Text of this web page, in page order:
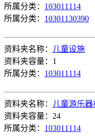
所属分类： 103011114
所属分类： 10301130390
资料夹名称：
儿童设施
资料夹容量：1
所属分类： 103011114
资料夹名称：
儿童游乐器
资料夹容量：24
所属分类： 103011114